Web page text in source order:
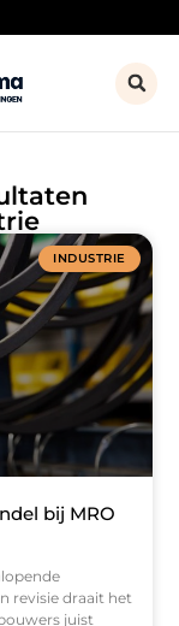
INDUSTRIE
bij MRO
revisie draait het
juist